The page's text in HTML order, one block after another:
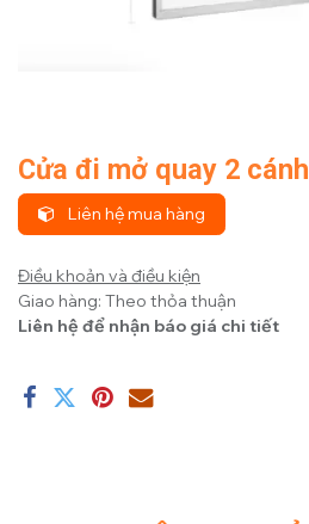
Cửa đi mở quay 2 cánh
Liên hệ mua hàng
Điều khoản và điều kiện
Giao hàng: Theo thỏa thuận
Liên hệ để nhận báo giá chi tiết